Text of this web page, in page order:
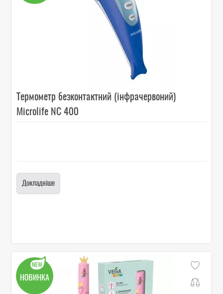
Термометр безконтактний (інфрачервоний)
Microlife NC 400
Докладніше